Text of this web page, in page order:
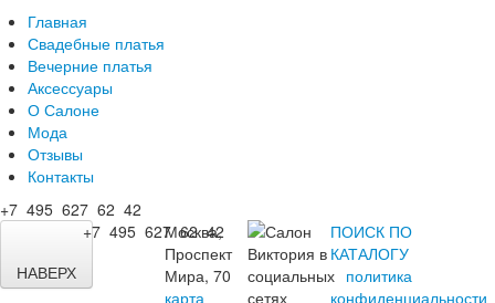
Главная
Свадебные платья
Вечерние платья
Аксессуары
О Салоне
Мода
Отзывы
Контакты
+7 495 627 62 42
НАВЕРХ
+7 495 627 62 42
Москва,
Проспект
Мира, 70
карта
ПОИСК ПО
КАТАЛОГУ
политика
конфиденциальности